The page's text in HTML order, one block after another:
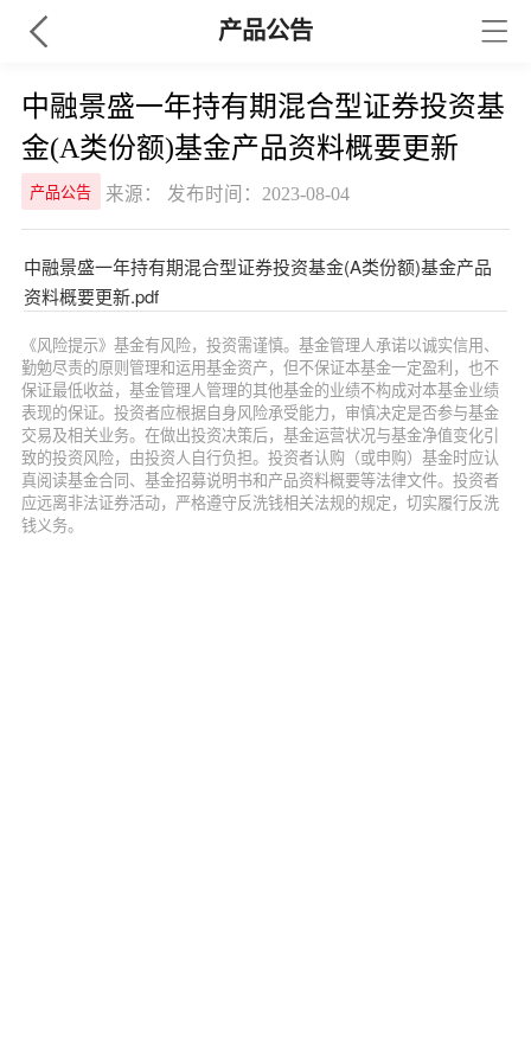
产品公告
中融景盛一年持有期混合型证券投资基
金(A类份额)基金产品资料概要更新
产品公告 来源： 发布时间：2023-08-04
中融景盛一年持有期混合型证券投资基金(A类份额)基金产品
资料概要更新.pdf
《风险提示》基金有风险，投资需谨慎。基金管理人承诺以诚实信用、
勤勉尽责的原则管理和运用基金资产，但不保证本基金一定盈利，也不
保证最低收益，基金管理人管理的其他基金的业绩不构成对本基金业绩
表现的保证。投资者应根据自身风险承受能力，审慎决定是否参与基金
交易及相关业务。在做出投资决策后，基金运营状况与基金净值变化引
致的投资风险，由投资人自行负担。投资者认购（或申购）基金时应认
真阅读基金合同、基金招募说明书和产品资料概要等法律文件。投资者
应远离非法证券活动，严格遵守反洗钱相关法规的规定，切实履行反洗
钱义务。